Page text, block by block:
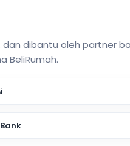
dibantu oleh partner
BeliRumah.